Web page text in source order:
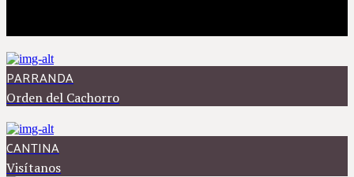
PARRANDA
Orden del Cachorro
CANTINA
Visítanos